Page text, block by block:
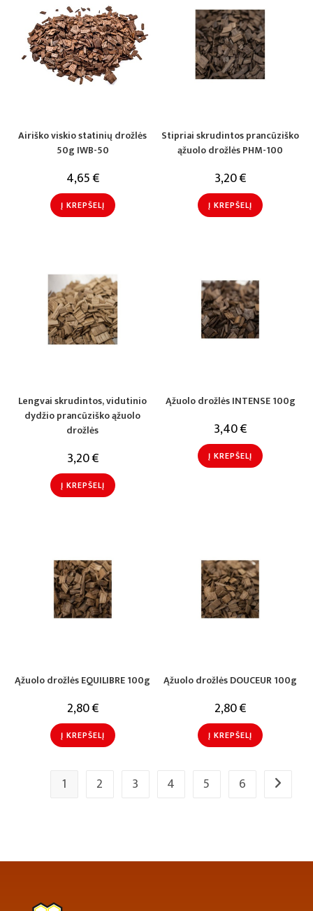
Airiško viskio statinių drožlės
50g IWB-50
4,65€
Į KREPŠELĮ
Stipriai skrudintos prancūziško
ąžuolo drožlės PHM-100
3,20€
Į KREPŠELĮ
Lengvai skrudintos, vidutinio
dydžio prancūziško ąžuolo
drožlės
3,20€
Į KREPŠELĮ
Ąžuolo drožlės INTENSE 100g
3,40€
Į KREPŠELĮ
Ąžuolo drožlės EQUILIBRE 100g
2,80€
Į KREPŠELĮ
Ąžuolo drožlės DOUCEUR 100g
2,80€
Į KREPŠELĮ
1 2 3 4 5 6